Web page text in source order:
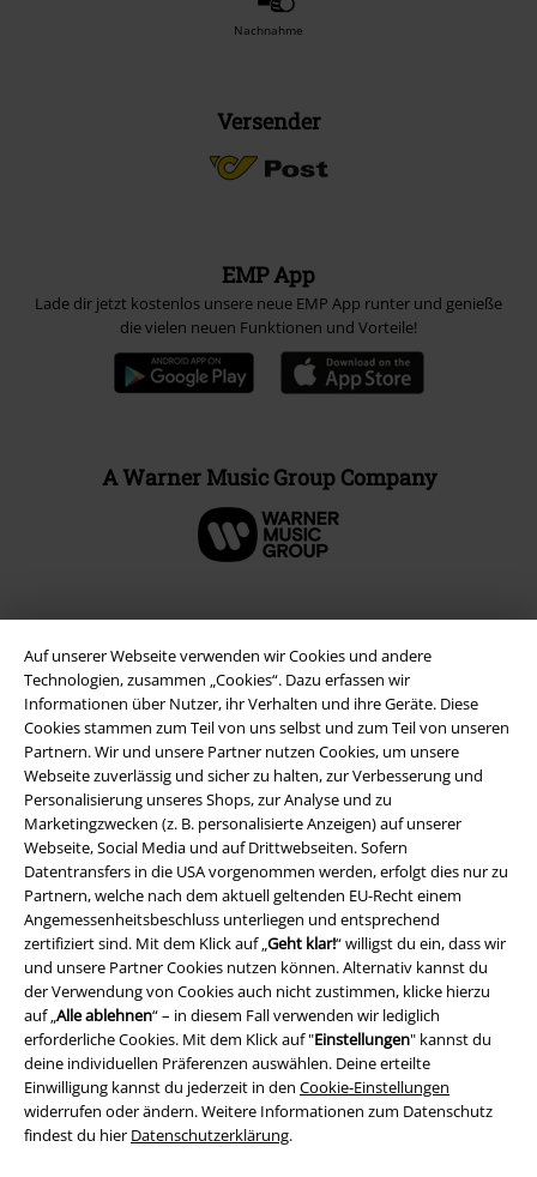
Auf unserer Webseite verwenden wir Cookies und andere
Technologien, zusammen „Cookies“. Dazu erfassen wir
Informationen über Nutzer, ihr Verhalten und ihre Geräte. Diese
Cookies stammen zum Teil von uns selbst und zum Teil von unseren
Partnern. Wir und unsere Partner nutzen Cookies, um unsere
Webseite zuverlässig und sicher zu halten, zur Verbesserung und
Personalisierung unseres Shops, zur Analyse und zu
Marketingzwecken (z. B. personalisierte Anzeigen) auf unserer
Webseite, Social Media und auf Drittwebseiten. Sofern
Datentransfers in die USA vorgenommen werden, erfolgt dies nur zu
Partnern, welche nach dem aktuell geltenden EU-Recht einem
Angemessenheitsbeschluss unterliegen und entsprechend
zertifiziert sind. Mit dem Klick auf „Geht klar!“ willigst du ein, dass wir
und unsere Partner Cookies nutzen können. Alternativ kannst du
der Verwendung von Cookies auch nicht zustimmen, klicke hierzu
auf „Alle ablehnen“ – in diesem Fall verwenden wir lediglich
erforderliche Cookies. Mit dem Klick auf "Einstellungen" kannst du
deine individuellen Präferenzen auswählen. Deine erteilte
Einwilligung kannst du jederzeit in den Cookie-Einstellungen
widerrufen oder ändern. Weitere Informationen zum Datenschutz
findest du hier Datenschutzerklärung.
Nachnahme
Versender
EMP App
Lade dir jetzt kostenlos unsere neue EMP App runter und genieße
die vielen neuen Funktionen und Vorteile!
A Warner Music Group Company
Rechtliches
AGB
Impressum
Datenschutz
Entsorgung und Umweltschutz
Konformitätserklärung
Information zur Barrierefreiheit